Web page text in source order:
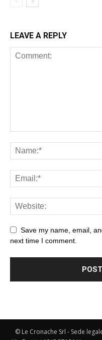
LEAVE A REPLY
Save my name, email,
next time I comment.
© Le Cronache Srl - Sede